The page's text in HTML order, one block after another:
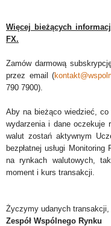
Więcej bieżących
FX.
Zamów darmową
przez email (
790 7900).
Aby na bieżąco wiedzieć,
wydarzenia i dane oczekuje
walut zostań aktywnym
bezpłatnej usługi
na rynkach walutowych,
moment i kurs transakcji.
Życzymy udanych transakcji,
Zespół Wspólnego Rynku